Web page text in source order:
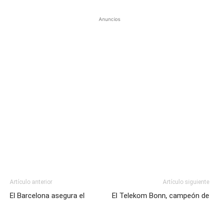
Anuncios
Artículo anterior
El Barcelona asegura el
Artículo siguiente
El Telekom Bonn, campeón de